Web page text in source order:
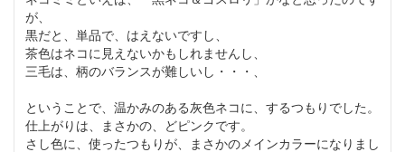
が、
黒だと、単品で、はえないですし、
茶色はネコに見えないかもしれませんし、
三毛は、柄のバランスが難しいし・・・、
ということで、温かみのある灰色ネコに、するつもりでした。
仕上がりは、まさかの、どピンクです。
さし色に、使ったつもりが、まさかのメインカラーになりまし